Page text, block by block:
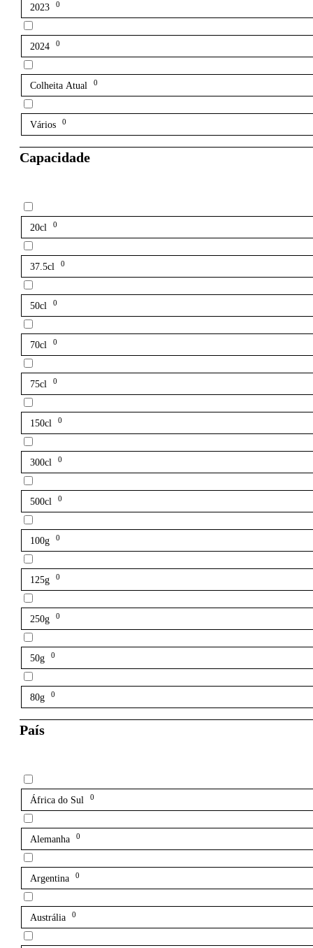
2023 0
2024 0
Colheita Atual 0
Vários 0
Capacidade
20cl 0
37.5cl 0
50cl 0
70cl 0
75cl 0
150cl 0
300cl 0
500cl 0
100g 0
125g 0
250g 0
50g 0
80g 0
País
África do Sul 0
Alemanha 0
Argentina 0
Austrália 0